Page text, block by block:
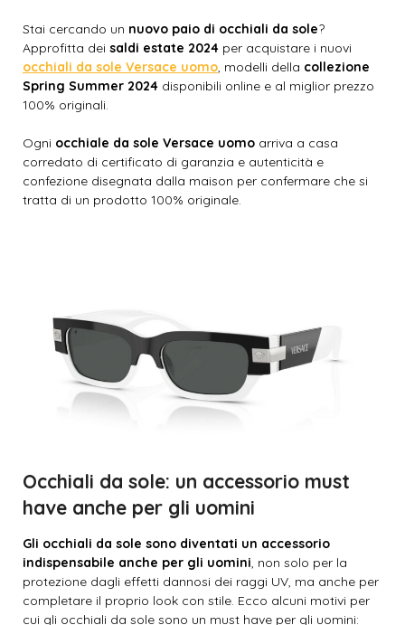
Stai cercando un nuovo paio di occhiali da sole?
Approfitta dei saldi estate 2024 per acquistare i nuovi
occhiali da sole Versace uomo, modelli della collezione
Spring Summer 2024 disponibili online e al miglior prezzo
100% originali.
Ogni occhiale da sole Versace uomo arriva a casa
corredato di certificato di garanzia e autenticità e
confezione disegnata dalla maison per confermare che si
tratta di un prodotto 100% originale.
Occhiali da sole: un accessorio must
have anche per gli uomini
Gli occhiali da sole sono diventati un accessorio
indispensabile anche per gli uomini, non solo per la
protezione dagli effetti dannosi dei raggi UV, ma anche per
completare il proprio look con stile. Ecco alcuni motivi per
cui gli occhiali da sole sono un must have per gli uomini: